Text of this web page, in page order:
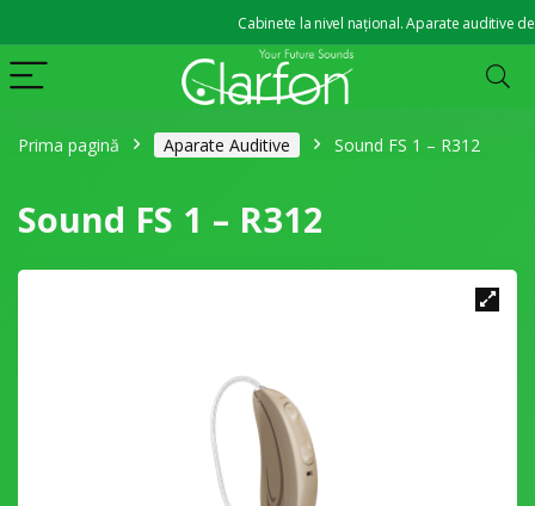
Cabinete la nivel național. Aparate auditive de la
Prima pagină Aparate Auditive Sound FS 1 – R312
Sound FS 1 – R312